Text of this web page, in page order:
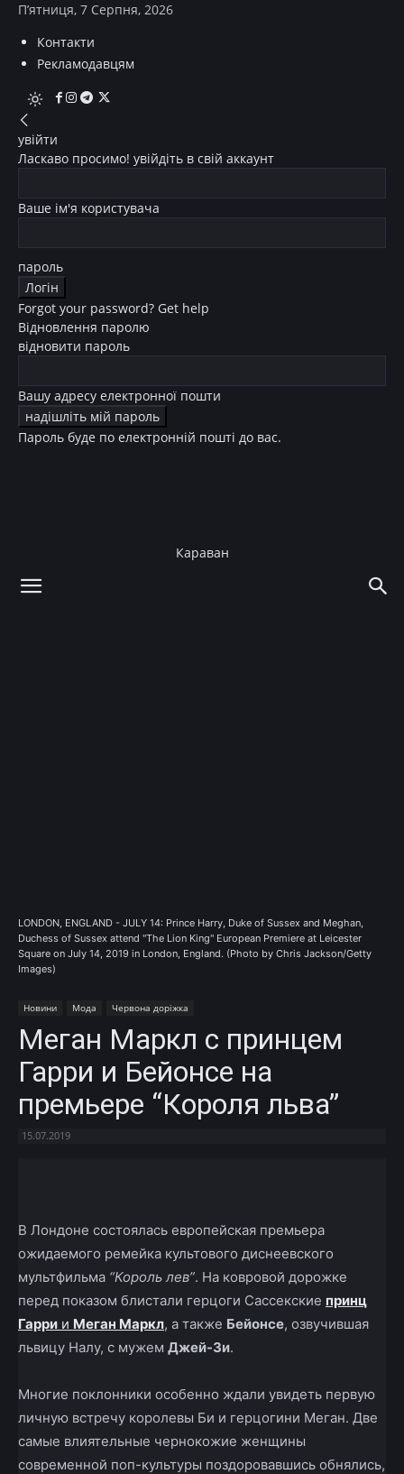
П’ятниця, 7 Серпня, 2026
Контакти
Рекламодавцям
увійти
Ласкаво просимо! увійдіть в свій аккаунт
Ваше ім'я користувача
пароль
Forgot your password? Get help
Відновлення паролю
відновити пароль
Вашу адресу електронної пошти
Пароль буде по електронній пошті до вас.
Караван
LONDON, ENGLAND - JULY 14: Prince Harry, Duke of Sussex and Meghan,
Duchess of Sussex attend "The Lion King" European Premiere at Leicester
Square on July 14, 2019 in London, England. (Photo by Chris Jackson/Getty
Images)
Новини Мода Червона доріжка
Меган Маркл с принцем
Гарри и Бейонсе на
премьере “Короля льва”
15.07.2019
В Лондоне состоялась европейская премьера
ожидаемого ремейка культового диснеевского
мультфильма “Король лев”. На ковровой дорожке
перед показом блистали герцоги Сассекские принц
Гарри и Меган Маркл, а также Бейонсе, озвучившая
львицу Налу, с мужем Джей-Зи.
Многие поклонники особенно ждали увидеть первую
личную встречу королевы Би и герцогини Меган. Две
самые влиятельные чернокожие женщины
современной поп-культуры поздоровавшись обнялись,